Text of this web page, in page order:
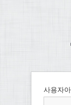
사용자